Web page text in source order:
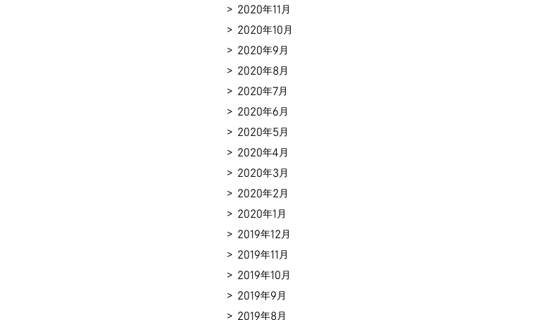
2020年11月
2020年10月
2020年9月
2020年8月
2020年7月
2020年6月
2020年5月
2020年4月
2020年3月
2020年2月
2020年1月
2019年12月
2019年11月
2019年10月
2019年9月
2019年8月